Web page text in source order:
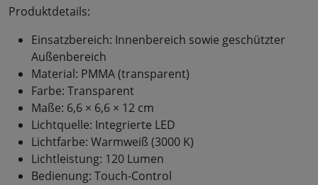
Produktdetails:
Einsatzbereich: Innenbereich sowie geschützter
Außenbereich
Material: PMMA (transparent)
Farbe: Transparent
Maße: 6,6 × 6,6 × 12 cm
Lichtquelle: Integrierte LED
Lichtfarbe: Warmweiß (3000 K)
Lichtleistung: 120 Lumen
Bedienung: Touch-Control